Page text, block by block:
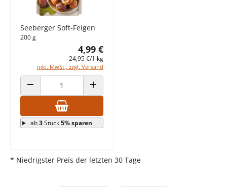
Seeberger Soft-Feigen
200 g
4,99 €
24,95 €/1 kg
inkl. MwSt., zzgl. Versand
ANZAHL VERRINGERN ANZAHL ERHÖHEN
ab3Stück5% sparen
* Niedrigster Preis der letzten 30 Tage